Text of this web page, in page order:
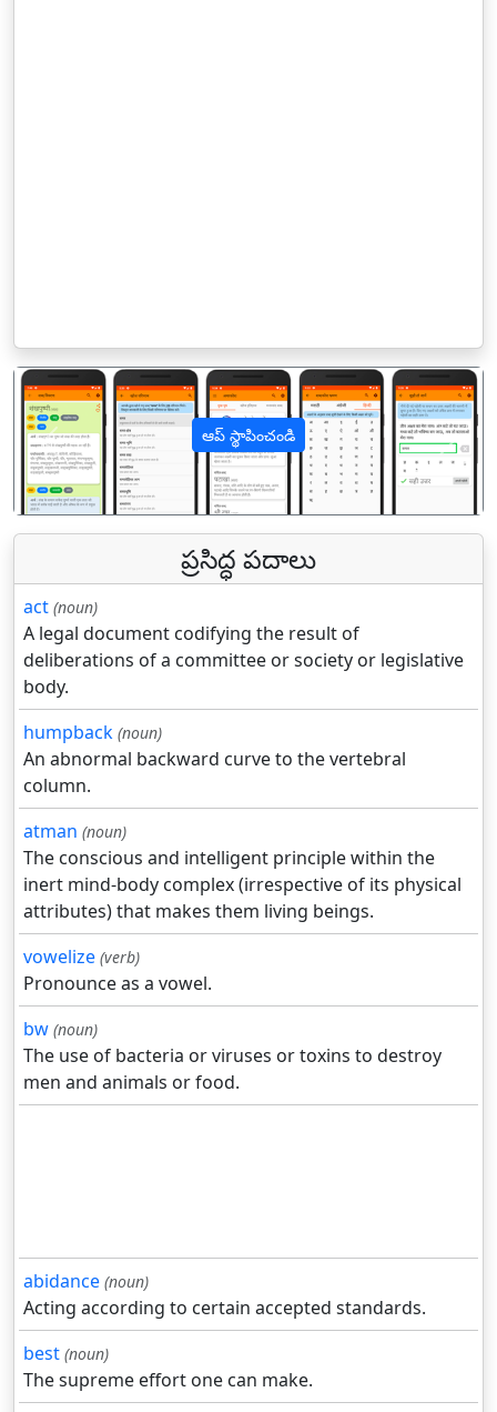
ఆప్ స్థాపించండి
पिछला
ప్రసిద్ధ పదాలు
act (noun)
A legal document codifying the result of
deliberations of a committee or society or legislative
body.
humpback (noun)
An abnormal backward curve to the vertebral
column.
atman (noun)
The conscious and intelligent principle within the
inert mind-body complex (irrespective of its physical
attributes) that makes them living beings.
vowelize (verb)
Pronounce as a vowel.
bw (noun)
The use of bacteria or viruses or toxins to destroy
men and animals or food.
abidance (noun)
Acting according to certain accepted standards.
best (noun)
The supreme effort one can make.